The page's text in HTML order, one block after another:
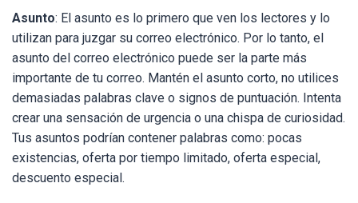
Asunto: El asunto es lo primero que ven los lectores y lo
utilizan para juzgar su correo electrónico. Por lo tanto, el
asunto del correo electrónico puede ser la parte más
importante de tu correo. Mantén el asunto corto, no utilices
demasiadas palabras clave o signos de puntuación. Intenta
crear una sensación de urgencia o una chispa de curiosidad.
Tus asuntos podrían contener palabras como: pocas
existencias, oferta por tiempo limitado, oferta especial,
descuento especial.